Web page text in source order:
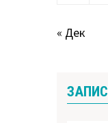
« Дек